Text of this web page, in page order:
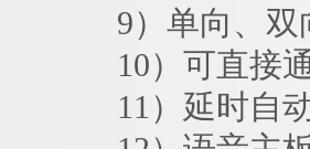
9）单向、
10）可直接
11）延时自